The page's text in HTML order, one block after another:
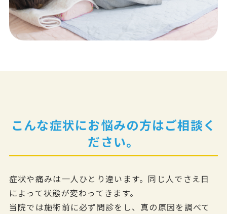
こんな症状にお悩みの方はご相談く
ださい。
症状や痛みは一人ひとり違います。同じ人でさえ日
によって状態が変わってきます。
当院では施術前に必ず問診をし、真の原因を調べて